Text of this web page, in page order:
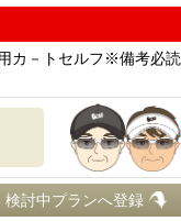
カ－トセルフ※備考必読
検討中プランへ登録